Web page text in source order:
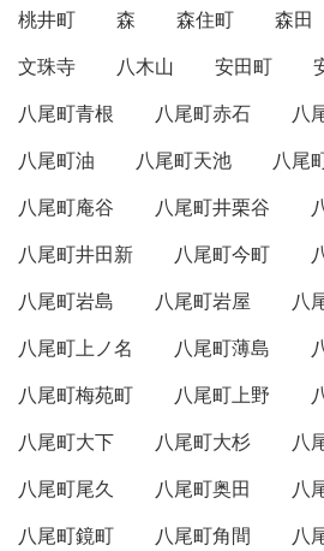
桃井町 森 森住町 森田
文珠寺
八木山 安田町
八尾町青根
八尾町赤石
八
八尾町油
八尾町天池
八尾
八尾町庵谷
八尾町井栗谷
八尾町井田新
八尾町今町
八尾町岩島
八尾町岩屋
八
八尾町上ノ名
八尾町薄島
八尾町梅苑町
八尾町上野
八尾町大下
八尾町大杉
八
八尾町尾久
八尾町奥田
八
八尾町鏡町
八尾町角間
八